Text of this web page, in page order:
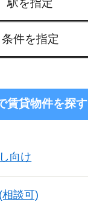
駅を指定
条件を指定
賃貸物件を探す
向け
談可)